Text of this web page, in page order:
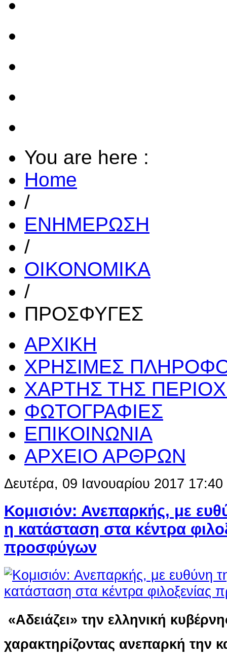
You are here :
Home
/
ΕΝΗΜΕΡΩΣΗ
/
ΟΙΚΟΝΟΜΙΚΑ
/
ΠΡΟΣΦΥΓΕΣ
ΑΡΧΙΚΗ
ΧΡΗΣΙΜΕΣ
ΧΑΡΤΗΣ ΤΗΣ
ΦΩΤΟΓΡΑΦΙΕΣ
ΕΠΙΚΟΙΝΩΝΙΑ
ΑΡΧΕΙΟ ΑΡΘΡΩΝ
Δευτέρα, 09 Ιανουαρίου 2017 17:40
Κομισιόν: Ανεπαρκής, με
η κατάσταση στα κέντρα
προσφύγων
«Αδειάζει» την ελληνική
χαρακτηρίζοντας ανεπαρκή την